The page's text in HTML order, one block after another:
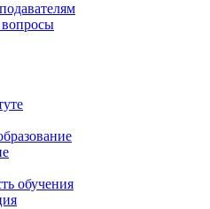
вопросы
обучения